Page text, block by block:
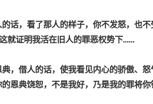
话，看了那人的样子，你不发怒，也不
就证明我活在旧人的罪恶权势下......
，借人的话，使我看见内心的骄傲、
恩典饶恕，不是我好，乃是我的罪将